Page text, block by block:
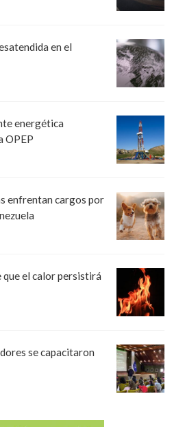
en el
energética
OPEP
enfrentan cargos por
el calor persistirá
se capacitaron